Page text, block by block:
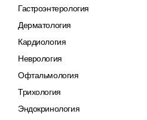
Гастроэнтерология
Дерматология
Кардиология
Неврология
Офтальмология
Трихология
Эндокринология